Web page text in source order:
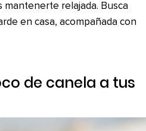
mantenerte relajada. Busca
en casa, acompañada con
de canela a tus